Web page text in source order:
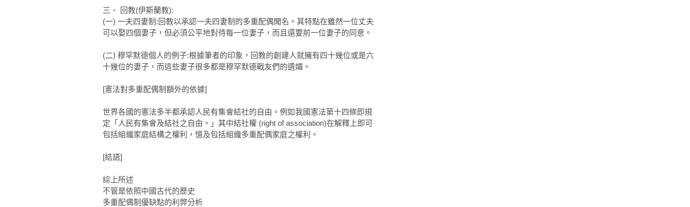
三、 回教(伊斯蘭教):
(一) 一夫四妻制:回教以承認一夫四妻制的多重配偶聞名。其特點在雖然一位丈夫
可以娶四個妻子，但必須公平地對待每一位妻子，而且還要前一位妻子的同意。
(二) 穆罕默德個人的例子:根據筆者的印象，回教的創建人就擁有四十幾位或是六
十幾位的妻子，而這些妻子很多都是穆罕默德戰友們的遺孀。
[憲法對多重配偶制額外的依據]
世界各國的憲法多半都承認人民有集會結社的自由。例如我國憲法第十四條即規
定「人民有集會及結社之自由。」其中結社權 (right of association)在解釋上即可
包括組織家庭結構之權利，憶及包括組織多重配偶家庭之權利。
[結語]
綜上所述
不管是依照中國古代的歷史
多重配偶制優缺點的利弊分析